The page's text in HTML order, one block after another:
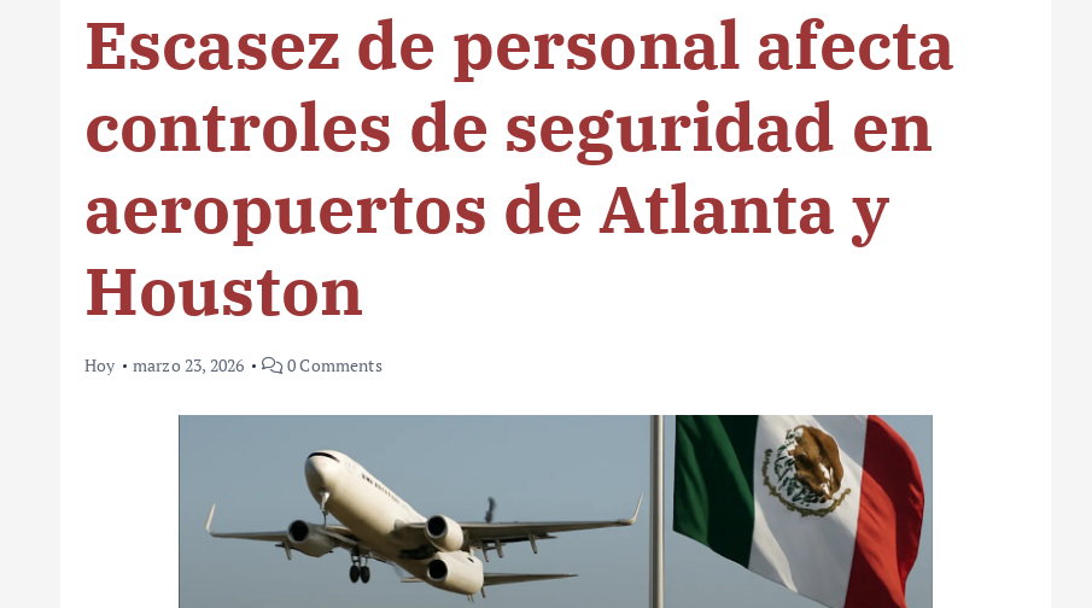
Escasez de personal afecta
controles de seguridad en
aeropuertos de Atlanta y
Houston
Hoy marzo 23, 2026 0 Comments